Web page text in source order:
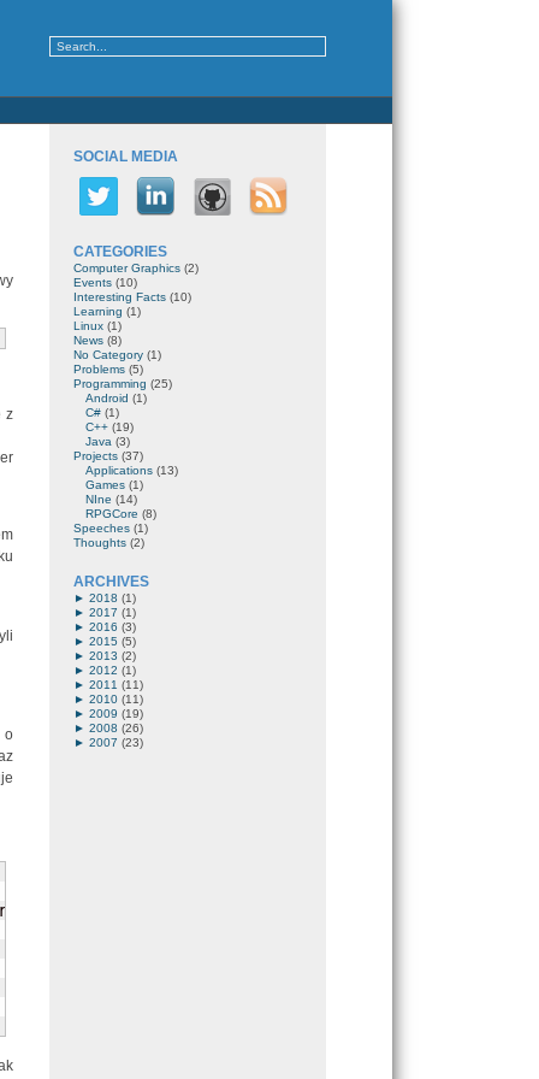
z
o
3.5.7
SOCIAL MEDIA
CATEGORIES
Computer Graphics(2)
Events(10)
Interesting Facts(10)
Learning (1)
Linux(1)
News(8)
No Category(1)
Problems(5)
Programming (25)
Android (1)
C#(1)
C++(19)
Java (3)
Projects(37)
Applications(13)
Games(1)
NIne (14)
RPGCore (8)
Speeches(1)
Thoughts(2)
ARCHIVES
► 2018 (1)
► 2017 (1)
► 2016 (3)
► 2015 (5)
► 2013 (2)
► 2012 (1)
► 2011 (11)
► 2010(11)
► 2009 (19)
► 2008 (26)
► 2007 (23)